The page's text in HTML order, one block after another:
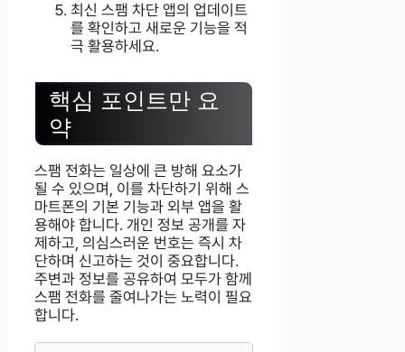
최신 스팸 차단 앱의 업데이트
를 확인하고 새로운 기능을 적
극 활용하세요.
핵심 포인트만 요
약
스팸 전화는 일상에 큰 방해 요소가
될 수 있으며, 이를 차단하기 위해 스
마트폰의 기본 기능과 외부 앱을 활
용해야 합니다. 개인 정보 공개를 자
제하고, 의심스러운 번호는 즉시 차
단하며 신고하는 것이 중요합니다.
주변과 정보를 공유하여 모두가 함께
스팸 전화를 줄여나가는 노력이 필요
합니다.